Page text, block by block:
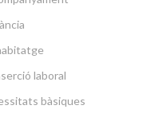
laboral
bàsiques